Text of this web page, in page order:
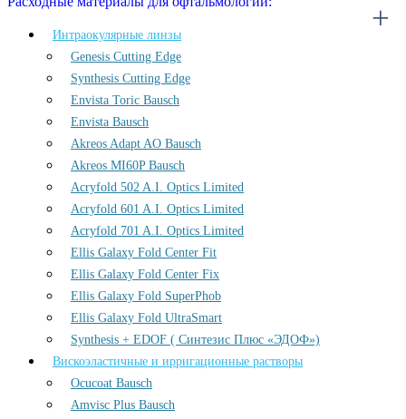
Интраокулярные линзы
Genesis Cutting Edge
Synthesis Cutting Edge
Envista Toric Bausch
Envista Bausch
Akreos Adapt AO Bausch
Akreos MI60P Bausch
Acryfold 502 A.I. Optics Limited
Acryfold 601 A.I. Optics Limited
Acryfold 701 A.I. Optics Limited
Ellis Galaxy Fold Center Fit
Ellis Galaxy Fold Center Fix
Ellis Galaxy Fold SuperPhob
Ellis Galaxy Fold UltraSmart
Synthesis + EDOF ( Синтезис Плюс «ЭДОФ»)
Вискоэластичные и ирригационные растворы
Ocucoat Bausch
Amvisc Plus Bausch